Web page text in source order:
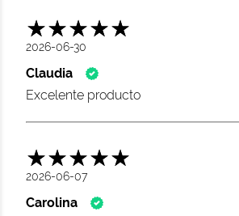
2026-06-30
Claudia
Excelente producto
2026-06-07
Carolina